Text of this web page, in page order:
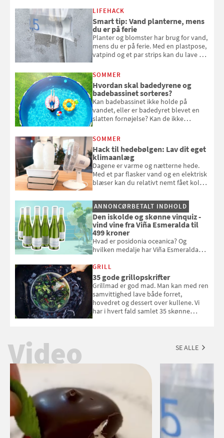
kan bruge dine hindbær i alt fra
bagværk og salater til is og syltning.
LIFEHACK
Smart tip: Vand planterne, mens
du er på ferie
Planter og blomster har brug for vand,
mens du er på ferie. Med en plastpose,
vatpind og et par strips kan du lave dit
at bede naboen om at vande eller
komme hjem til døde planter
SOMMER
Hvordan skal badedyrene og
badebassinet sorteres?
Kan badebassinet ikke holde på
vandet, eller er badedyret blevet en
slatten fornøjelse? Kan de ikke
opmærksom, når du smider
badebassinet eller et badedyr ud
SOMMER
Hack til hedebølgen: Lav dit eget
klimaanlæg
Dagene er varme og nætterne hede.
Med et par flasker vand og en elektrisk
blæser kan du relativt nemt fået koldt
og se, hvordan du gør
ANNONCØRBETALT INDHOLD
Den iskolde og skønne vinquiz -
vind vine fra Viña Esmeralda til
499 kroner
Hvad er posidonia oceanica? Og
hvilken medalje har Viña Esmeralda
med i Samvirkes skønne vinquiz, hvor
du kan vinde 6 flasker vin fra Viña
Esmeralda. Konkurrencen slutter 1.
september 2026.
GRILL
35 gode grillopskrifter
Grillmad er god mad. Man kan med ren
samvittighed lave både forret,
hovedret og dessert over kullene. Vi
har i hvert fald samlet 35 skønne
Video SE ALLE